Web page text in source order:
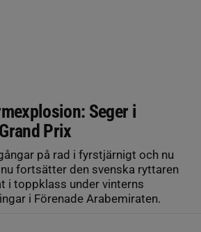
Seger i
Prix
på rad i fyrstjärnigt och nu
fortsätter den svenska ryttaren
i toppklass under vinterns
i Förenade Arabemiraten.